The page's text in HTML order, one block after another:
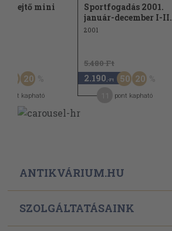
mini
50 20
pont kapható
Sportfogadás 2001.
január-december I-II.
2001
5.480 Ft
2.190 ,-Ft 50 20
pont kapható
ANTIKVÁRIUM.HU
SZOLGÁLTATÁSAINK